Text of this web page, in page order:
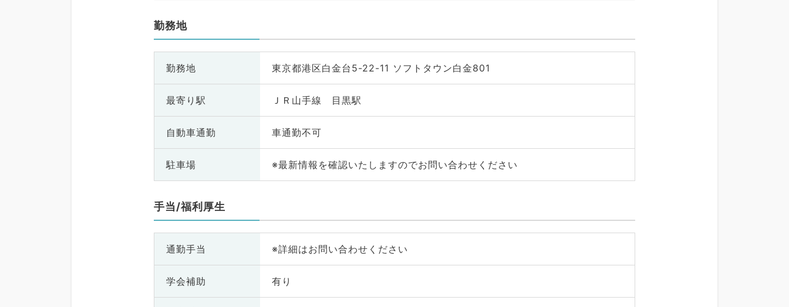
勤務地
勤務地 東京都港区白金台5-22-11 ソフトタウン白金801
最寄り駅 ＪＲ山手線 目黒駅
自動車通勤 車通勤不可
駐車場 ※最新情報を確認いたしますのでお問い合わせください
手当/福利厚生
通勤手当 ※詳細はお問い合わせください
学会補助 有り